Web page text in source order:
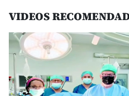
VIDEOS